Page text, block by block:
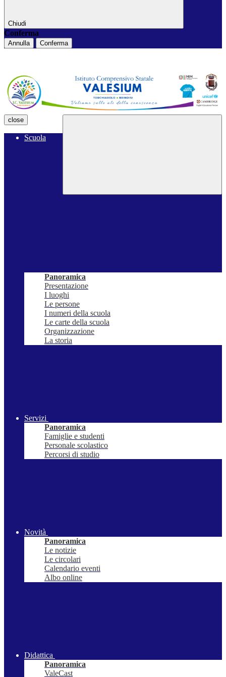
Chiudi
Conferma
Annulla Conferma
close
Scuola
Panoramica
Presentazione
I luoghi
Le persone
I numeri della scuola
Le carte della scuola
Organizzazione
La storia
Servizi
Panoramica
Famiglie e studenti
Personale scolastico
Percorsi di studio
Novità
Panoramica
Le notizie
Le circolari
Calendario eventi
Albo online
Didattica
Panoramica
ValeCast